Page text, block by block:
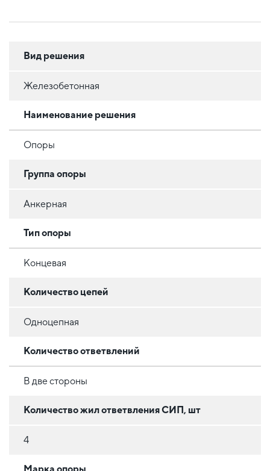
Вид решения
Железобетонная
Наименование решения
Опоры
Группа опоры
Анкерная
Тип опоры
Концевая
Количество цепей
Одноцепная
Количество ответвлений
В две стороны
Количество жил ответвления СИП, шт
4
Марка опоры